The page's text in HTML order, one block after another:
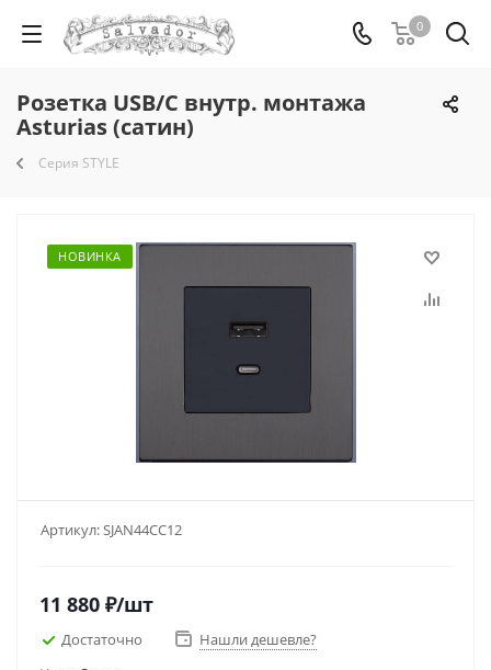
0
Розетка USB/C внутр. монтажа
Asturias (сатин)
Серия STYLE
НОВИНКА
Артикул:SJAN44CC12
11 880 ₽/шт
Достаточно
Нашли дешевле?